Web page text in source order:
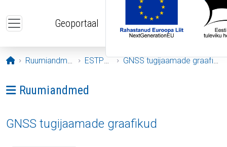
Geoportaal
Avaleht
Ruumiandmed ESTPOS GNSS tugijaamade graafikud
Ava menüü: Ruumiandmed
Ruumiandmed
GNSS tugijaamade graafikud